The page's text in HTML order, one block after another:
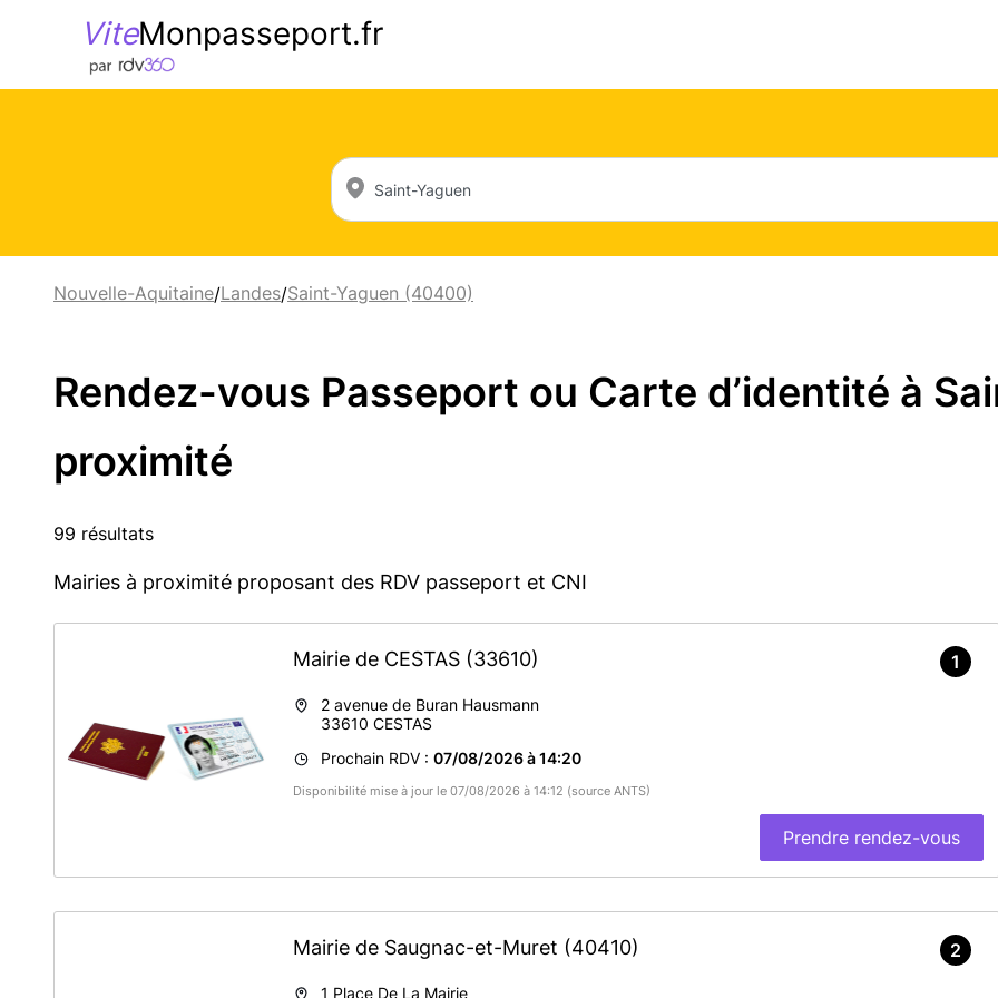
ViteMonpasseport.fr
Nouvelle-Aquitaine/Landes/Saint-Yaguen (40400)
Rendez-vous Passeport ou Carte d’identité à
proximité
99 résultats
Mairies à proximité proposant des RDV passeport et CNI
Mairie de CESTAS (33610)
2 avenue de Buran Hausmann
33610 CESTAS
Prochain RDV : 07/08/2026 à 14:20
Disponibilité mise à jour le 07/08/2026 à 14:12 (source ANTS)
Prendre rendez-vous
1
Mairie de Saugnac-et-Muret (40410)
1 Place De La Mairie
2